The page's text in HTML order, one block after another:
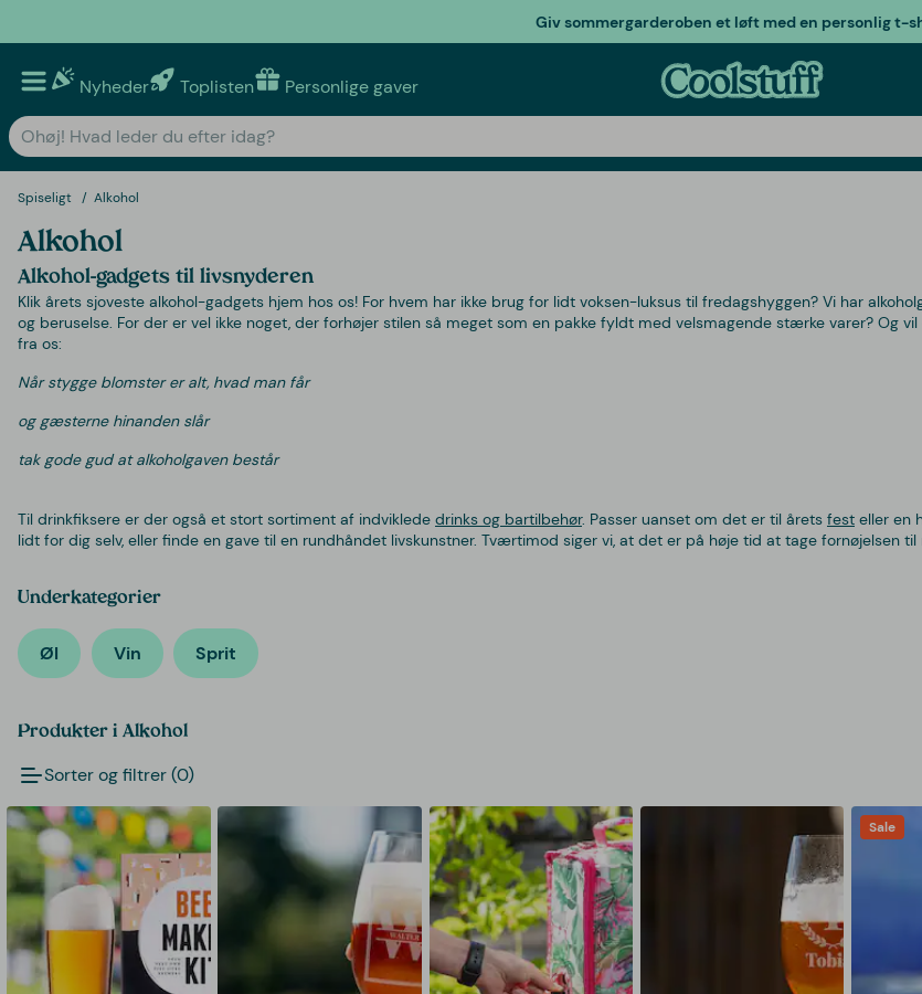
Giv sommergarderoben et løft med en personlig t-
Nyheder Toplisten Personlige gaver
Spiseligt Alkohol
Alkohol
Alkohol-gadgets til livsnyderen
Klik årets sjoveste alkohol-gadgets hjem hos os! For hvem har ikke brug for lidt voksen-luksus til fredagshyggen? Vi har
og beruselse. For der er vel ikke noget, der forhøjer stilen så meget som en pakke fyldt med velsmagende stærke varer?
fra os:
Når stygge blomster er alt, hvad man får
og gæsterne hinanden slår
tak gode gud at alkoholgaven består
Til drinkfiksere er der også et stort sortiment af indviklede drinks og bartilbehør. Passer uanset om det er til årets fest eller en
lidt for dig selv, eller finde en gave til en rundhåndet livskunstner. Tværtimod siger vi, at det er på høje tid at tage fornøjelsen
Underkategorier
Øl Vin Sprit
Produkter i Alkohol
Sorter og filtrer (0)
Sale